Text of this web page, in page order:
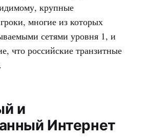
крупные
многие из которых
сетями уровня 1, и
что российские транзитные
и
Интернет